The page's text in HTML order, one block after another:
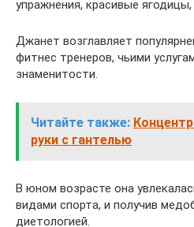
упражнения, красивые
Джанет возглавляет
фитнес тренеров, чьими
знаменитости.
Читайте также:
руки с гантелью
В юном возрасте она
видами спорта, и получив
диетологией.